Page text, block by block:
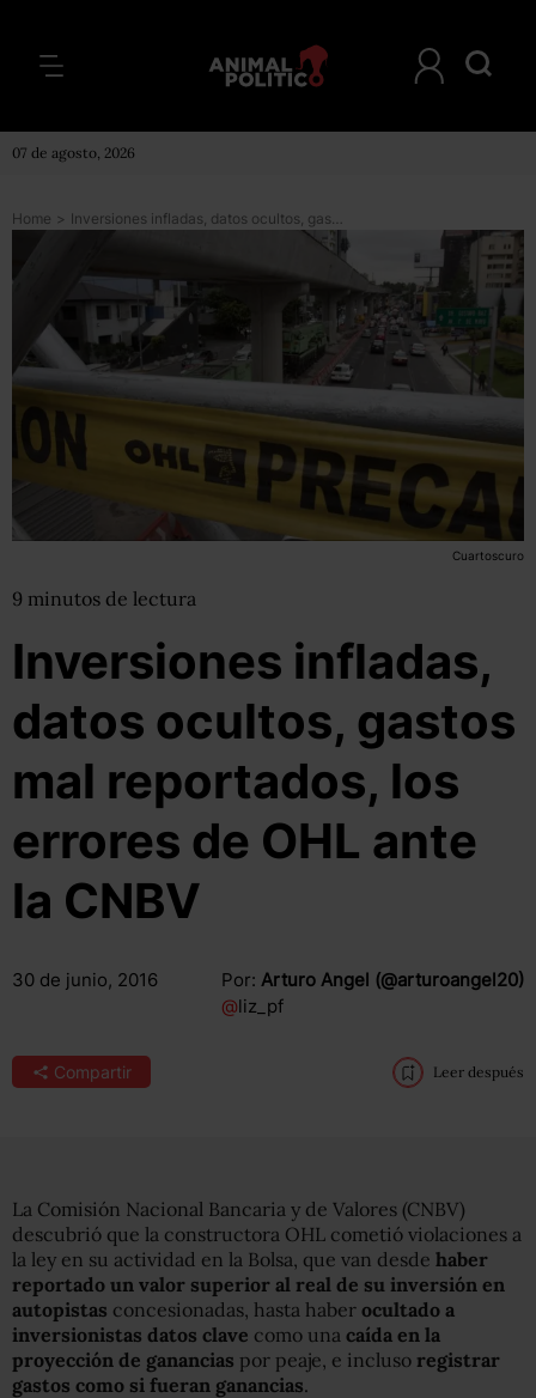
07 de agosto, 2026
Home > Inversiones infladas, datos ocultos, gastos mal reportados, los errores de OHL ante la CNBV
Cuartoscuro
9 minutos de lectura
Inversiones infladas,
datos ocultos, gastos
mal reportados, los
errores de OHL ante
la CNBV
30 de junio, 2016 Por: Arturo Angel (@arturoangel20)
@liz_pf
Compartir Leer después
La Comisión Nacional Bancaria y de Valores (CNBV)
descubrió que la constructora OHL cometió violaciones a
la ley en su actividad en la Bolsa, que van desde haber
reportado un valor superior al real de su inversión en
autopistas concesionadas, hasta haber ocultado a
inversionistas datos clave como una caída en la
proyección de ganancias por peaje, e incluso registrar
gastos como si fueran ganancias.